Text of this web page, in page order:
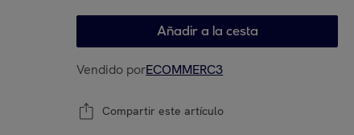
Añadir a la cesta
Vendido porECOMMERC3
Compartir este artículo